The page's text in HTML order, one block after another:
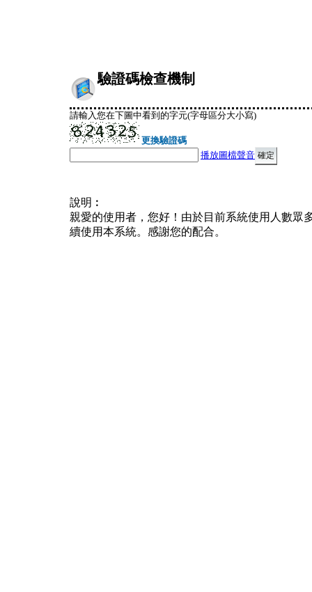
驗證碼檢查機制
請輸入您在下圖中看到的字元(字母區分大小寫)
更換驗證碼
播放圖檔聲音
說明︰
親愛的使用者，您好！由於目前系統使用人數眾
續使用本系統。感謝您的配合。